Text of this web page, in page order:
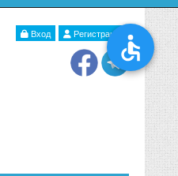
Вход Регистрация